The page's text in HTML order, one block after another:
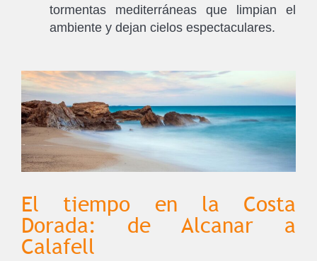
tormentas mediterráneas que limpian el
ambiente y dejan cielos espectaculares.
El tiempo en la Costa
Dorada: de Alcanar a
Calafell